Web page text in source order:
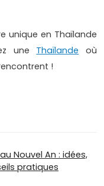
unique en Thaïlande
une Thaïlande où
!
Nouvel An : idées,
pratiques